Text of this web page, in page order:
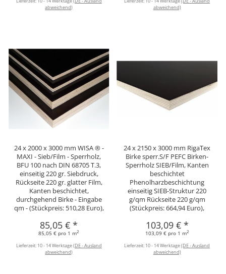
abweichend)
abweichend)
24 x 2000 x 3000 mm WISA ® -
MAXI - Sieb/Film - Sperrholz,
BFU 100 nach DIN 68705 T.3,
einseitig 220 gr. Siebdruck,
Rückseite 220 gr. glatter Film,
Kanten beschichtet,
durchgehend Birke - Eingabe
qm - (Stückpreis: 510,28 Euro),
85,05 €*
85,05 € pro 1 m2
Lieferzeit: 10 - 14 Werktage(DE - Ausland
abweichend)
24 x 2150 x 3000 mm RigaTex
Birke sperr.S/F PEFC Birken-
Sperrholz SIEB/Film, Kanten
beschichtet
Phenolharzbeschichtung
einseitig SIEB-Struktur 220
g/qm Rückseite 220 g/qm
(Stückpreis: 664,94 Euro),
103,09 € *
103,09 € pro 1 m2
Lieferzeit: 10 - 14 Werktage(DE - Ausland
abweichend)